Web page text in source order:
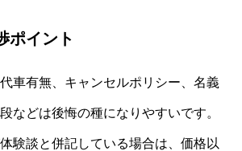
ポイント
車有無、キャンセルポリシー、名義
などは後悔の種になりやすいです。
験談と併記している場合は、価格以